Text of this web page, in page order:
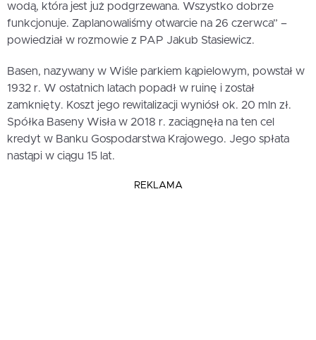
wodą, która jest już podgrzewana. Wszystko dobrze
funkcjonuje. Zaplanowaliśmy otwarcie na 26 czerwca” –
powiedział w rozmowie z PAP Jakub Stasiewicz.
Basen, nazywany w Wiśle parkiem kąpielowym, powstał w
1932 r. W ostatnich latach popadł w ruinę i został
zamknięty. Koszt jego rewitalizacji wyniósł ok. 20 mln zł.
Spółka Baseny Wisła w 2018 r. zaciągnęła na ten cel
kredyt w Banku Gospodarstwa Krajowego. Jego spłata
nastąpi w ciągu 15 lat.
REKLAMA